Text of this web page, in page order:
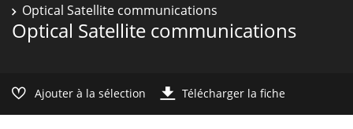
Optical Satellite communications
Optical Satellite communications
Ajouter à la sélection Télécharger la fiche